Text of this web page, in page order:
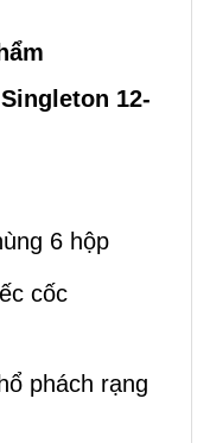
12-
6 hộp
cốc
phách rạng